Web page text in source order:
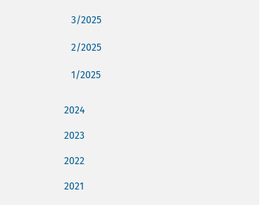
3/2025
2/2025
1/2025
2024
2023
2022
2021